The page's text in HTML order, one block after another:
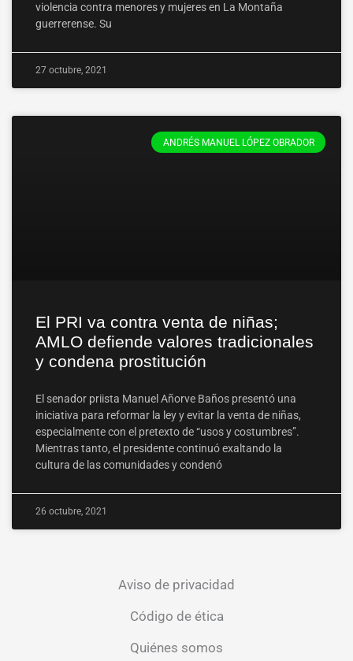
violencia contra menores y mujeres en La Montaña
guerrerense. Su
27 octubre, 2021
ANDRÉS MANUEL LÓPEZ OBRADOR
El PRI va contra venta de niñas;
AMLO defiende valores tradicionales
y condena prostitución
El senador priista Manuel Añorve Baños presentó una
iniciativa para reformar la ley y evitar la venta de niñas,
especialmente con el pretexto de “usos y costumbres”.
Mientras tanto, el presidente continuó exaltando la
cultura de las comunidades y condenó
26 octubre, 2021
Aviso de privacidad
Código de ética
Quiénes somos